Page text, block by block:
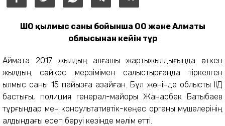
ШҚО қылмыс саны бойынша ОҚО және Алматы
облысынан кейін тұр
Аймақта 2017 жылдың алғашқы жартыжылдығында өткен
жылдың сәйкес мерзімімен салыстырғанда тіркелген
қылмыс саны 15 пайызға азайған. Бұл жөнінде облыстық ІІД
бастығы, полиция генерал-майоры Жанарбек Бақтыбаев
тұрғындар мен консультативтік-кеңес органы мүшелерінің
алдындағы есеп беруі кезінде мәлім етті.